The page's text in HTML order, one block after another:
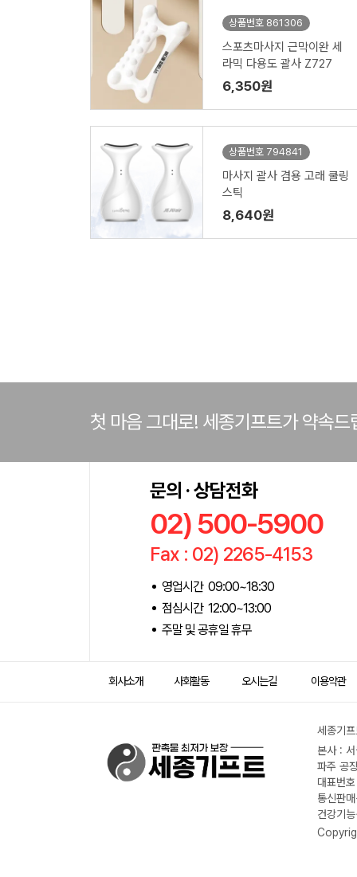
상품번호 861306
스포츠마사지 근막이완 세
라믹 다용도 괄사 Z727
6,350원
상품번호 794841
마사지 괄사 겸용 고래 쿨링
스틱
8,640원
첫 마음 그대로! 세종기프트가 약속드
문의 · 상담전화
02) 500-5900
Fax : 02) 2265-4153
영업시간 09:00~18:30
점심시간 12:00~13:00
주말 및 공휴일 휴무
회사소개 사회활동 오시는길 이용약관
세종기
본사 :
파주 공
대표번
통신판
건강기